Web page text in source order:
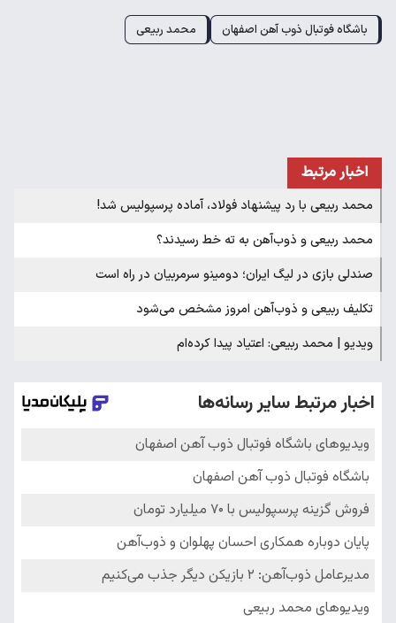
باشگاه فوتبال ذوب آهن اصفهان محمد ربیعی
اخبار مرتبط
محمد ربیعی با رد پیشنهاد فولاد، آماده پرسپولیس شد!
محمد ربیعی و ذوب‌آهن به ته خط رسیدند؟
صندلی بازی در لیگ ایران؛ دومینو سرمربیان در راه است
تکلیف ربیعی و ذوب‌آهن امروز مشخص می‌شود
ویدیو | محمد ربیعی: اعتیاد پیدا کرده‌ام